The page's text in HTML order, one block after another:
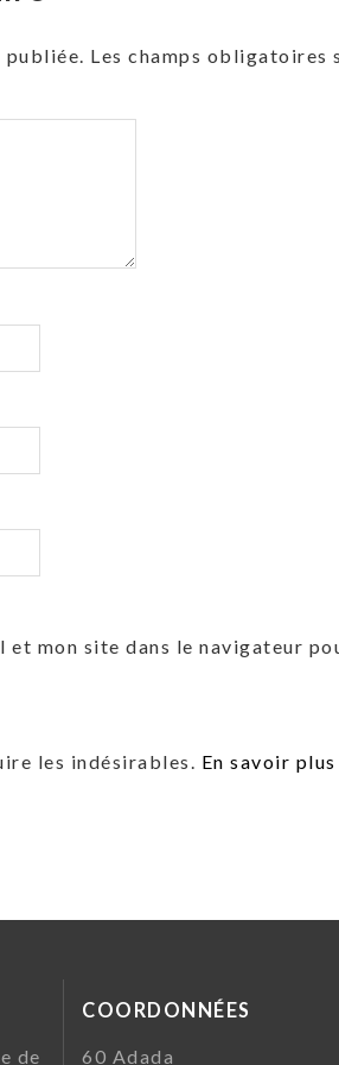
publiée. Les champs obligatoires
et mon site dans le navigateur
les indésirables. En savoir
de
COORDONNÉES
60